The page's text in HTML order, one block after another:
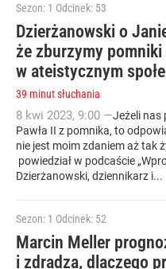
Sezon: 1 Odcinek: 53
Dzierżanowski o
że zburzymy
w ateistycznym
39 minut słuchania
8 kwi 2023, 9:00 —Jeżeli nas
Pawła II z pomnika, to
nie jest moim zdaniem aż tak
powiedział w podcaście
Dzierżanowski, dziennikarz i...
Sezon: 1 Odcinek: 52
Marcin Meller
i zdradza, dlaczego